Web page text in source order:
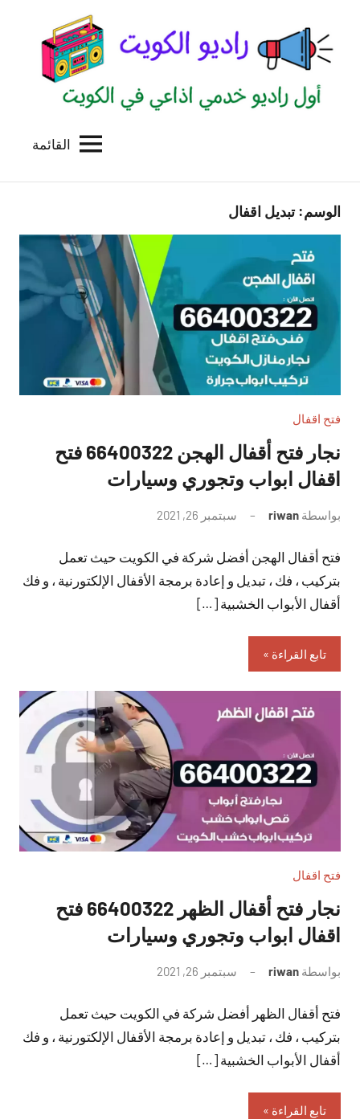
المحتوى
الكويت
للاعلانات
بالكويت
القائمة
الوسم:تبديل اقفال
فتح اقفال
نجار فتح أقفال الهجن 66400322 فتح
اقفال ابواب وتجوري وسيارات
بواسطة riwan سبتمبر 26, 2021
تعليقات
فتح أقفال الهجن أفضل شركة في الكويت حيث تعمل
بتركيب ، فك ، تبديل و إعادة برمجة الأقفال الإلكتورنية ، و فك
أقفال الأبواب الخشبية […]
تابع القراءة
فتح اقفال
نجار فتح أقفال الظهر 66400322 فتح
اقفال ابواب وتجوري وسيارات
بواسطة riwan سبتمبر 26, 2021
تعليقات
فتح أقفال الظهر أفضل شركة في الكويت حيث تعمل
بتركيب ، فك ، تبديل و إعادة برمجة الأقفال الإلكتورنية ، و فك
أقفال الأبواب الخشبية […]
تابع القراءة